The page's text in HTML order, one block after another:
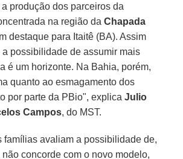
a produção dos parceiros da
na região daChapada
destaque para Itaitê (BA). Assim
a possibilidade de assumir mais
é um horizonte. Na Bahia, porém,
quanto ao esmagamento dos
por parte da PBio", explicaJulio
Campos, do MST.
famílias avaliam a possibilidade de,
concorde com o novo modelo,